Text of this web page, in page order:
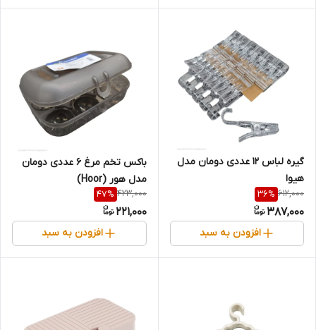
گیره لباس ۱۲ عددی دومان مدل
هیوا
612,000
36%
387,000
افزودن به سبد
باکس تخم مرغ ۶ عددی دومان
مدل هور (Hoor)
423,000
47%
221,000
افزودن به سبد